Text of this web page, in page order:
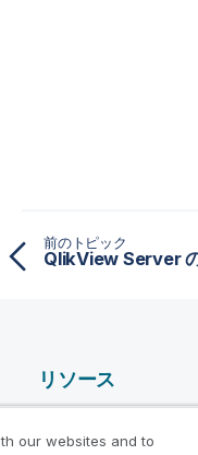
前のトピック
リソース
Qlik Developer
our websites and to